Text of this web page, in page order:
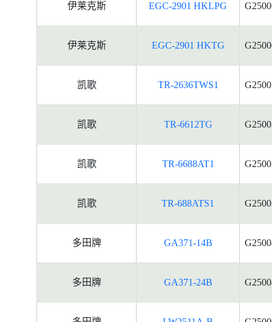
伊莱克斯 EGC-2901 HKLPG
伊莱克斯 EGC-2901 HKTG
凯歌 TR-2636TWS1
凯歌 TR-6612TG
凯歌 TR-6688AT1
凯歌 TR-688ATS1
多田牌 GA371-14B
多田牌 GA371-24B